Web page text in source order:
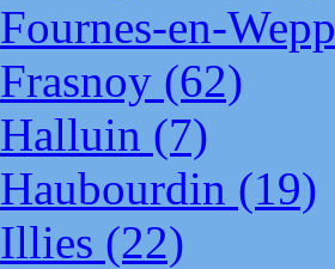
Fournes-en-
Frasnoy (62)
Halluin (7)
Haubourdin (19)
Illies (22)